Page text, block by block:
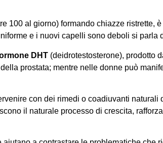
100 al giorno) formando chiazze ristrette,
e i nuovi capelli sono deboli si parla
DHT (deidrotestosterone), prodotto
prostata; mentre nelle donne può
con dei rimedi o coadiuvanti naturali
il naturale processo di crescita,